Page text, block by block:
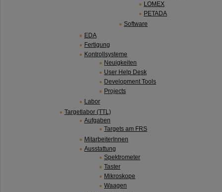
LOMEX
PETADA
Software
EDA
Fertigung
Kontrollsysteme
Neuigkeiten
User Help Desk
Development Tools
Projects
Labor
Targetlabor (TTL)
Aufgaben
Targets am FRS
MitarbeiterInnen
Ausstattung
Spektrometer
Taster
Mikroskope
Waagen